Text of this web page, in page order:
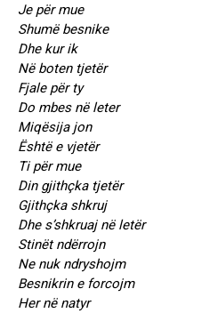
Je për mue
Shumë besnike
Dhe kur ik
Në boten tjetër
Fjale për ty
Do mbes në leter
Miqësija jon
Është e vjetër
Ti për mue
Din gjithçka tjetër
Gjithçka shkruj
Dhe s’shkruaj në letër
Stinët ndërrojn
Ne nuk ndryshojm
Besnikrin e forcojm
Her në natyr